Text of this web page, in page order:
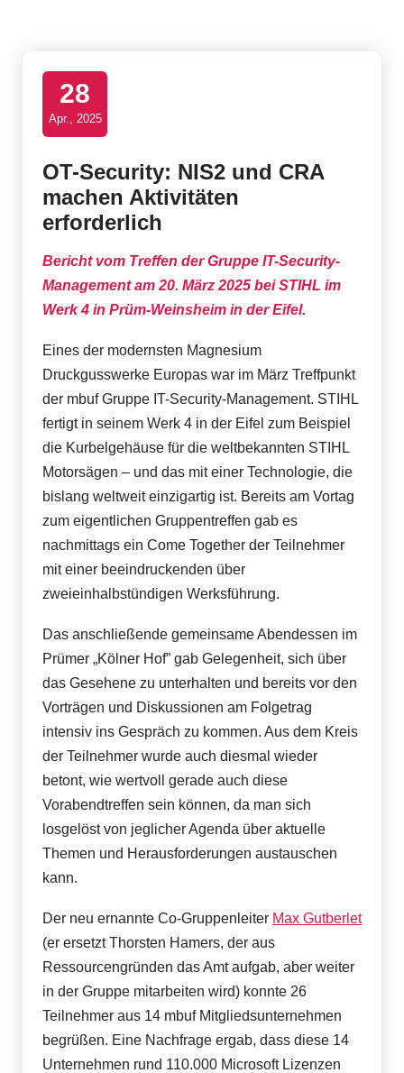
m
28
Apr., 2025
OT-Security: NIS2 und CRA
machen Aktivitäten
erforderlich
Bericht vom Treffen der Gruppe IT-Security-
Management am 20. März 2025 bei STIHL im
Werk 4 in Prüm-Weinsheim in der Eifel.
Eines der modernsten Magnesium
Druckgusswerke Europas war im März Treffpunkt
der mbuf Gruppe IT-Security-Management. STIHL
fertigt in seinem Werk 4 in der Eifel zum Beispiel
die Kurbelgehäuse für die weltbekannten STIHL
Motorsägen – und das mit einer Technologie, die
bislang weltweit einzigartig ist. Bereits am Vortag
zum eigentlichen Gruppentreffen gab es
nachmittags ein Come Together der Teilnehmer
mit einer beeindruckenden über
zweieinhalbstündigen Werksführung.
Das anschließende gemeinsame Abendessen im
Prümer „Kölner Hof” gab Gelegenheit, sich über
das Gesehene zu unterhalten und bereits vor den
Vorträgen und Diskussionen am Folgetrag
intensiv ins Gespräch zu kommen. Aus dem Kreis
der Teilnehmer wurde auch diesmal wieder
betont, wie wertvoll gerade auch diese
Vorabendtreffen sein können, da man sich
losgelöst von jeglicher Agenda über aktuelle
Themen und Herausforderungen austauschen
kann.
Der neu ernannte Co-Gruppenleiter Max Gutberlet
(er ersetzt Thorsten Hamers, der aus
Ressourcengründen das Amt aufgab, aber weiter
in der Gruppe mitarbeiten wird) konnte 26
Teilnehmer aus 14 mbuf Mitgliedsunternehmen
begrüßen. Eine Nachfrage ergab, dass diese 14
Unternehmen rund 110.000 Microsoft Lizenzen